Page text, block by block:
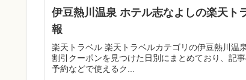
伊豆熱川温泉 ホテル志なよしの楽天ト
報
楽天トラベル 楽天トラベルカテゴリの伊豆熱川温
割引クーポンを見つけた日別にまとめており、記
予約などで使えるク...